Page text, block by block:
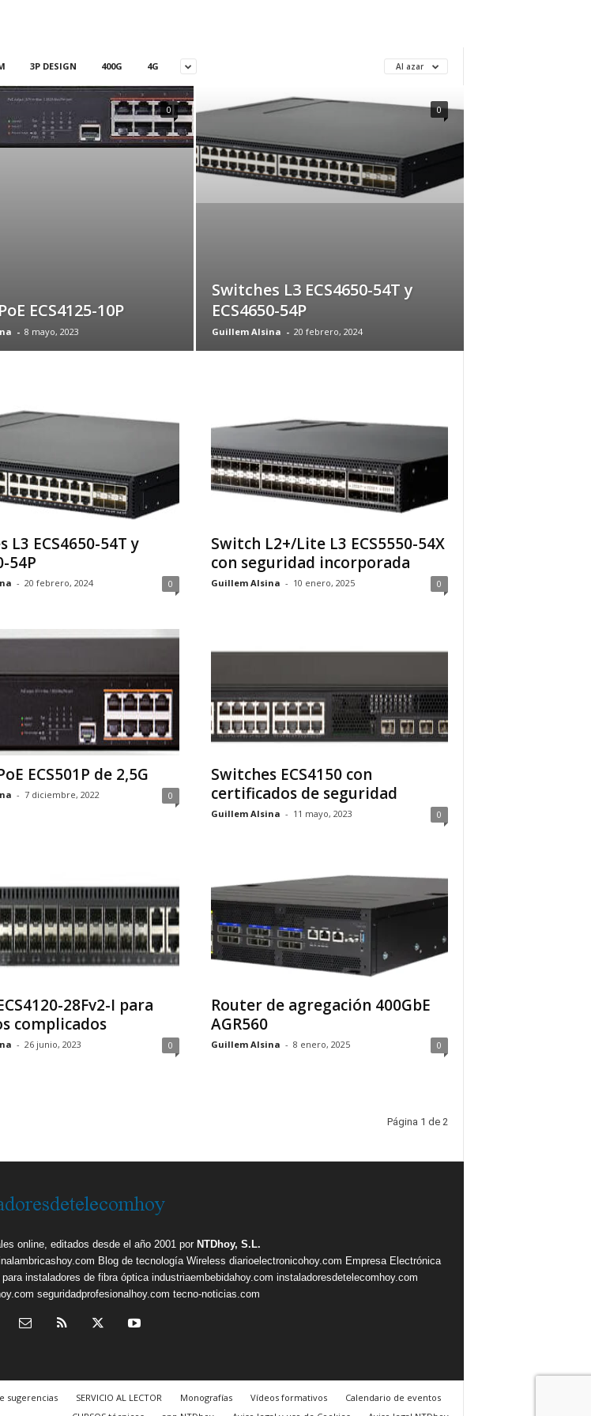
3P DESIGN 400G 4G Al azar
ECS4125-10P
- 8 mayo, 2023
0
Switches L3 ECS4650-54T y
ECS4650-54P
Guillem Alsina - 20 febrero, 2024
0
L3 ECS4650-54T y
54P
- 20 febrero, 2024 0
Switch L2+/Lite L3 ECS5550-54X
con seguridad incorporada
Guillem Alsina - 10 enero, 2025 0
ECS501P de 2,5G
- 7 diciembre, 2022 0
Switches ECS4150 con
certificados de seguridad
Guillem Alsina - 11 mayo, 2023 0
28Fv2-I para
complicados
- 26 junio, 2023 0
Router de agregación 400GbE
AGR560
Guillem Alsina - 8 enero, 2025 0
Página 1 de 2
online, editados desde el año 2001 por NTDhoy, S.L.
Blog de tecnología Wireless diarioelectronicohoy.com Empresa Electrónica
instaladores de fibra óptica industriaembebidahoy.com instaladoresdetelecomhoy.com
seguridadprofesionalhoy.com tecno-noticias.com
sugerencias SERVICIO AL LECTOR Monografías Vídeos formativos
Calendario de eventos